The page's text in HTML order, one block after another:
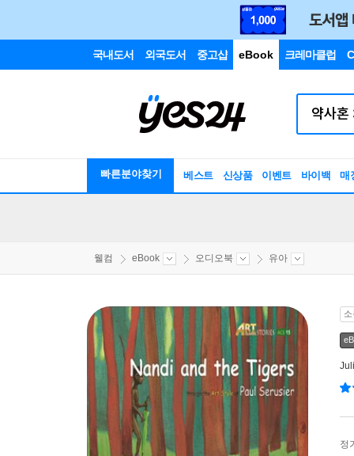
국내도서 외국도서 중고샵 eBook 크레마클럽
빠른분야찾기 베스트 신상품 이벤트 바이백 매
웰컴 eBook 오디오북 유아
정